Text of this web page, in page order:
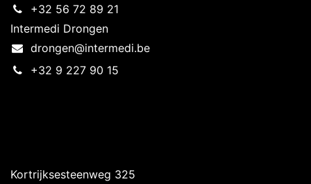
+32 56 72 89 21
Intermedi Drongen
drongen@intermedi.be
+32 9 227 90 15
Kortrijksesteenweg 325